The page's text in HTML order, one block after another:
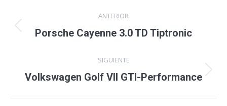
entre
ANTERIOR
Proyecto
Porsche Cayenne 3.0 TD Tiptronic
SIGUIENTE
Proyecto
Volkswagen Golf VII GTI-Performance